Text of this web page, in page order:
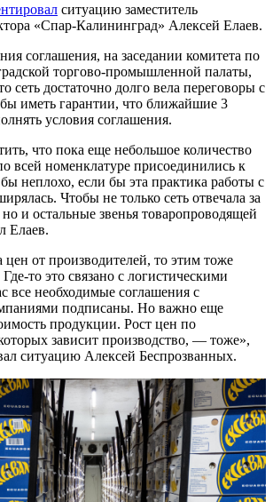
ситуацию заместитель
«Спар-Калининград» Алексей Елаев.
соглашения, на заседании комитета по
торгово-промышленной палаты,
сеть достаточно долго вела переговоры с
иметь гарантии, что ближайшие 3
условия соглашения.
что пока еще небольшое количество
всей номенклатуре присоединились к
неплохо, если бы эта практика работы с
Чтобы не только сеть отвечала за
и остальные звенья товаропроводящей
Елаев.
цен от производителей, то этим тоже
то это связано с логистическими
все необходимые соглашения с
подписаны. Но важно еще
продукции. Рост цен по
зависит производство, — тоже»,
ситуацию Алексей Беспрозванных.